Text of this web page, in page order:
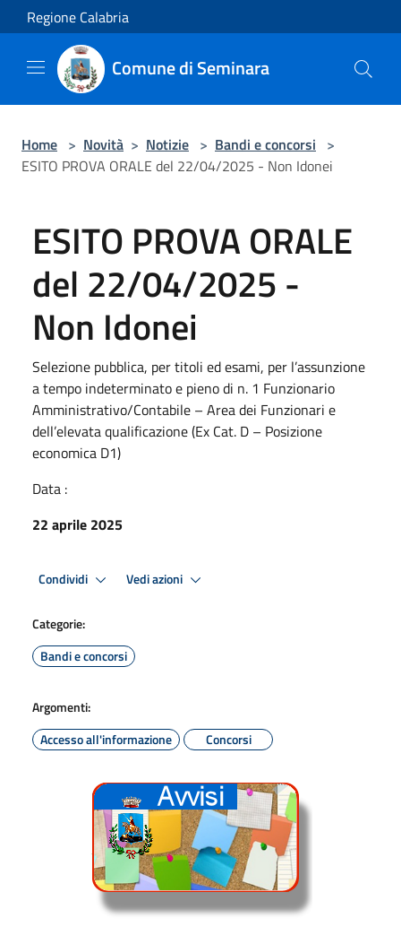
Salta al contenuto principale
Regione Calabria
Comune di Seminara
Home > Novità > Notizie > Bandi e concorsi >
ESITO PROVA ORALE del 22/04/2025 - Non Idonei
ESITO PROVA ORALE
del 22/04/2025 -
Non Idonei
Selezione pubblica, per titoli ed esami, per l’assunzione
a tempo indeterminato e pieno di n. 1 Funzionario
Amministrativo/Contabile – Area dei Funzionari e
dell’elevata qualificazione (Ex Cat. D – Posizione
economica D1)
Data :
22 aprile 2025
Condividi Vedi azioni
Categorie:
Bandi e concorsi
Argomenti:
Accesso all'informazione
Concorsi